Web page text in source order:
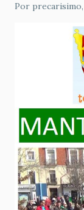
Por precarisimo